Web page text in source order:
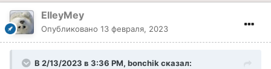
ElleyMey
Опубликовано 13 февраля, 2023
В 2/13/2023 в 3:36 PM, bonchikсказал: